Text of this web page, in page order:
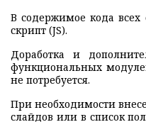
В содержимое кода всех
скрипт (JS).
Доработка и
функциональных
не потребуется.
При необходимости
слайдов или в список